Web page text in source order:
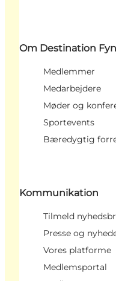
Om Destination Fyn
Medlemmer
Medarbejdere
Møder og
Sportevents
Bæredygtig
Kommunikation
Tilmeld
Presse og
Vores platforme
Medlemsportal